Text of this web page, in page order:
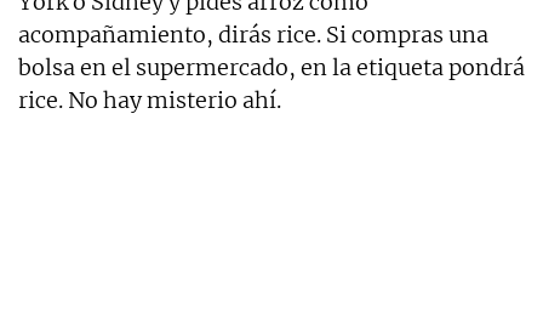
acompañamiento, dirás rice. Si compras una
bolsa en el supermercado, en la etiqueta pondrá
rice. No hay misterio ahí.